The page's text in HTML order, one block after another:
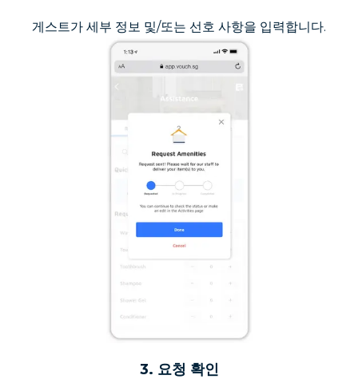
게스트가 세부 정보 및/또는 선호 사항을 입력합니다.
3. 요청 확인